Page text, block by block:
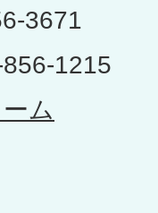
3671
1215
ム